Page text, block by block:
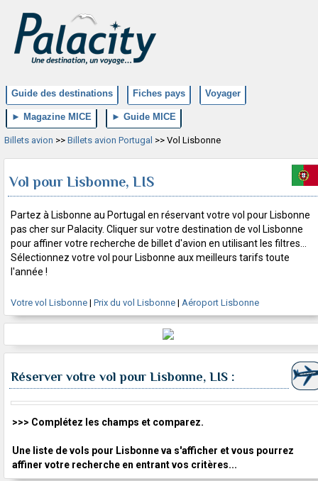
Guide des destinations Fiches pays Voyager
► Magazine MICE ► Guide MICE
Billets avion >> Billets avion Portugal >> Vol Lisbonne
Vol pour Lisbonne, LIS
Partez à Lisbonne au Portugal en réservant votre vol pour Lisbonne
pas cher sur Palacity. Cliquer sur votre destination de vol Lisbonne
pour affiner votre recherche de billet d'avion en utilisant les filtres...
Sélectionnez votre vol pour Lisbonne aux meilleurs tarifs toute
l'année !
Votre vol Lisbonne | Prix du vol Lisbonne | Aéroport Lisbonne
Réserver votre vol pour Lisbonne, LIS :
>>> Complétez les champs et comparez.
Une liste de vols pour Lisbonne va s'afficher et vous pourrez
affiner votre recherche en entrant vos critères...